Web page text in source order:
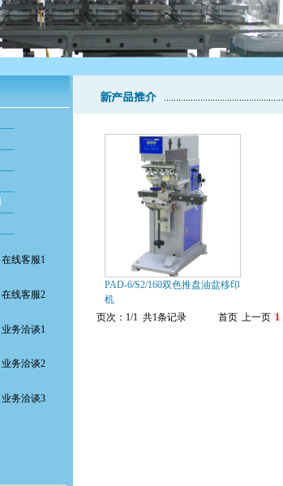
在线客服1
在线客服2
业务洽谈1
业务洽谈2
业务洽谈3
PAD-6/S2/160双色推盘油盆移印
机
页次：1/1 共1条记录
首页 上一页 1